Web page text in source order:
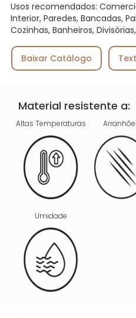
Usos recomendados:
Interior, Paredes, Bancadas,
Cozinhas, Banheiros,
Baixar Catálogo
Material resistente a:
Altas Temperaturas
Umidade